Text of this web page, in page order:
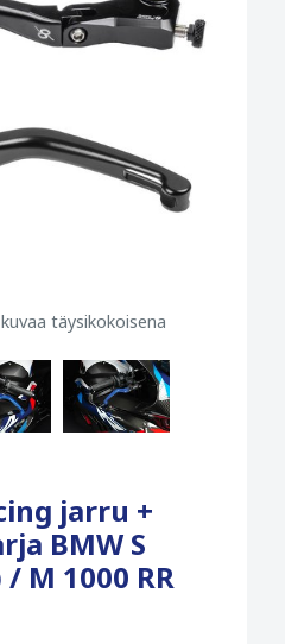
täysikokoisena
jarru +
BMW S
/ M 1000 RR